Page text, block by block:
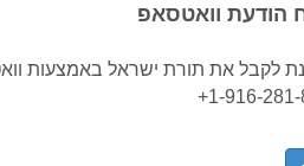
הודעת וואטסאפ
לקבל את תורת ישראל באמצעות
1-916-281-